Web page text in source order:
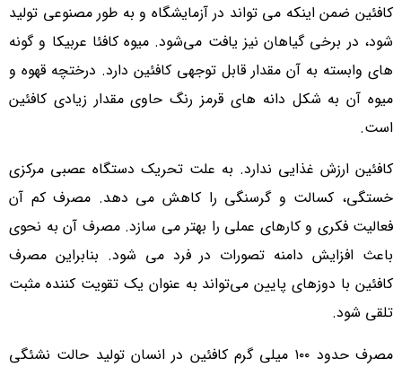
کافئین ضمن اینکه می تواند در آزمایشگاه و به طور مصنوعی تولید
شود، در برخی گیاهان نیز یافت می‌شود. میوه کافئا عربیکا و گونه
های وابسته به آن مقدار قابل توجهی کافئین دارد. درختچه قهوه و
میوه آن به شکل دانه های قرمز رنگ حاوی مقدار زیادی کافئین
است.
کافئین ارزش غذایی ندارد. به علت تحریک دستگاه عصبی مرکزی
خستگی، کسالت و گرسنگی را کاهش می دهد. مصرف کم آن
فعالیت فکری و کارهای عملی را بهتر می سازد. مصرف آن به نحوی
باعث افزایش دامنه تصورات در فرد می شود. بنابراین مصرف
کافئین با دوزهای پایین می‌تواند به عنوان یک تقویت کننده مثبت
تلقی شود.
مصرف حدود ۱۰۰ میلی گرم کافئین در انسان تولید حالت نشئگی